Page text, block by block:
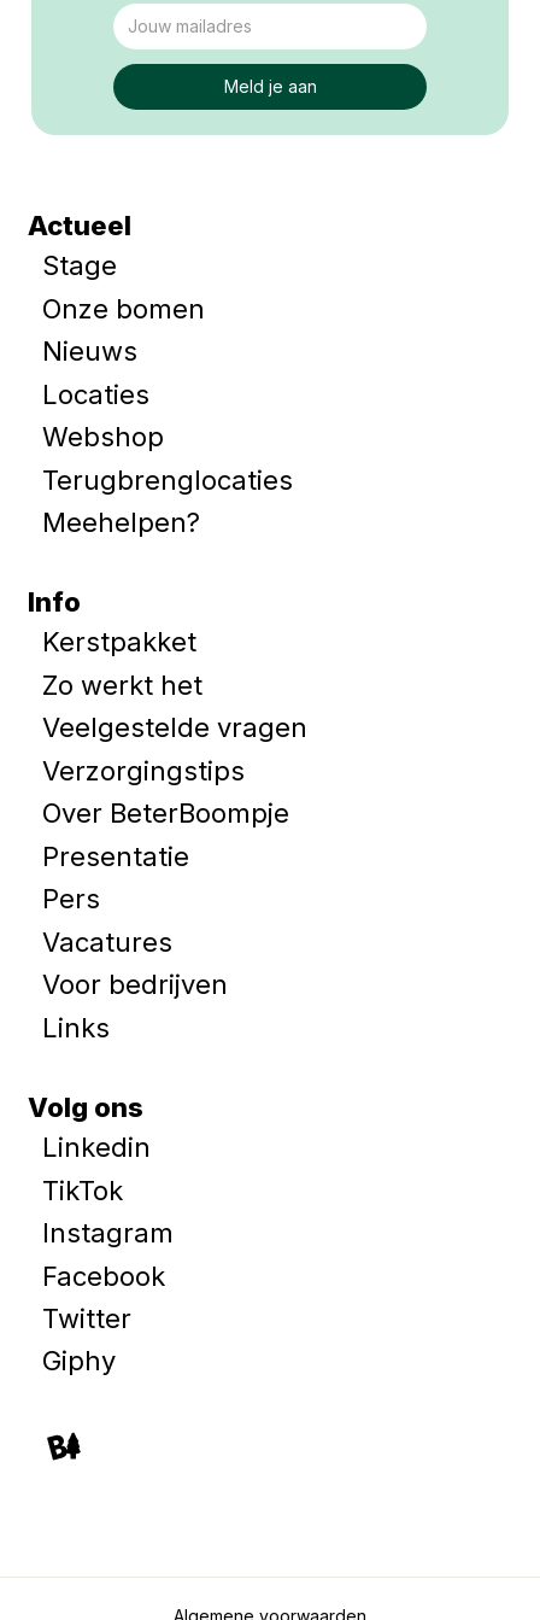
Actueel
Stage
Onze bomen
Nieuws
Locaties
Webshop
Terugbrenglocaties
Meehelpen?
Info
Kerstpakket
Zo werkt het
Veelgestelde vragen
Verzorgingstips
Over BeterBoompje
Presentatie
Pers
Vacatures
Voor bedrijven
Links
Volg ons
Linkedin
TikTok
Instagram
Facebook
Twitter
Giphy